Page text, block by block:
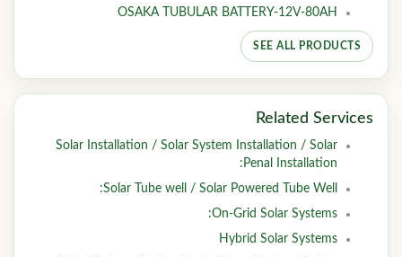
OSAKA TUBULAR BATTERY-12V-80AH
SEE ALL PRODUCTS
Related Services
Solar Installation / Solar System Installation / Solar
Penal Installation:
Solar Tube well / Solar Powered Tube Well:
On-Grid Solar Systems:
Hybrid Solar Systems